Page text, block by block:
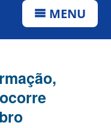
MENU